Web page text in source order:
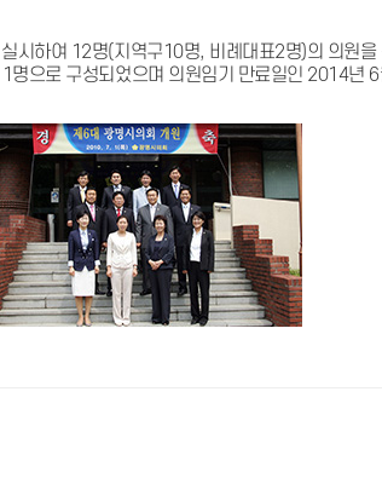
시하여 12명(지역구10명, 비례대표2명)의 의원
으로 구성되었으며 의원임기 만료일인 2014년